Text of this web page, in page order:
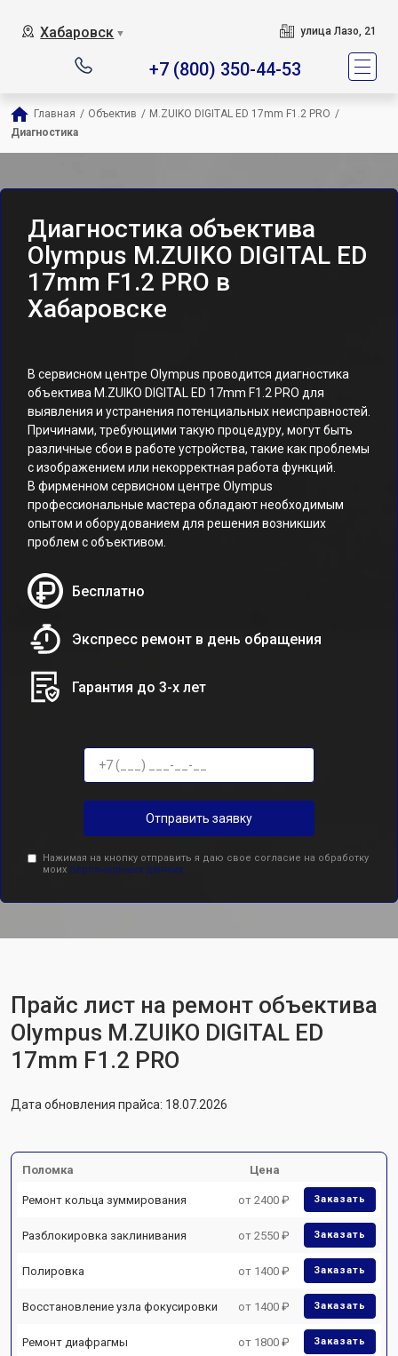
Хабаровск ▼ улица Лазо, 21
+7 (800) 350-44-53
Главная / Объектив / M.ZUIKO DIGITAL ED 17mm F1.2 PRO /
Диагностика
Диагностика объектива
Olympus M.ZUIKO DIGITAL ED
17mm F1.2 PRO в
Хабаровске
В сервисном центре Olympus проводится диагностика
объектива M.ZUIKO DIGITAL ED 17mm F1.2 PRO для
выявления и устранения потенциальных неисправностей.
Причинами, требующими такую процедуру, могут быть
различные сбои в работе устройства, такие как проблемы
с изображением или некорректная работа функций.
В фирменном сервисном центре Olympus
профессиональные мастера обладают необходимым
опытом и оборудованием для решения возникших
проблем с объективом.
Бесплатно
Экспресс ремонт в день обращения
Гарантия до 3-х лет
Отправить заявку
Нажимая на кнопку отправить я даю свое согласие на обработку
моих персональных данных.
Прайс лист на ремонт объектива
Olympus M.ZUIKO DIGITAL ED
17mm F1.2 PRO
Дата обновления прайса: 18.07.2026
Поломка Цена
Ремонт кольца зуммирования от 2400 ₽ Заказать
Разблокировка заклинивания от 2550 ₽ Заказать
Полировка от 1400 ₽ Заказать
Восстановление узла фокусировки от 1400 ₽ Заказать
Ремонт диафрагмы от 1800 ₽ Заказать